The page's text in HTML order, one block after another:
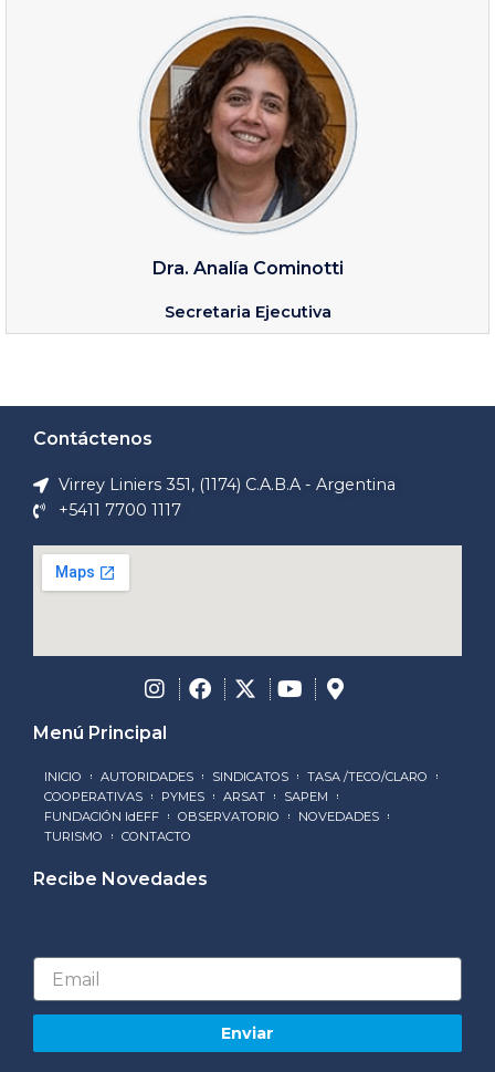
Dra. Analía Cominotti
Secretaria Ejecutiva
Contáctenos
Virrey Liniers 351, (1174) C.A.B.A - Argentina
+5411 7700 1117
Menú Principal
INICIO AUTORIDADES SINDICATOS
TASA /TECO/CLARO
COOPERATIVAS
PYMES ARSAT
SAPEM
FUNDACIÓN IdEFF
OBSERVATORIO
NOVEDADES
TURISMO
CONTACTO
Recibe Novedades
Email
Enviar